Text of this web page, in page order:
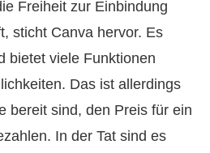
Freiheit zur Einbindung
sticht Canva hervor. Es
bietet viele Funktionen
Das ist allerdings
bereit sind, den Preis für ein
In der Tat sind es